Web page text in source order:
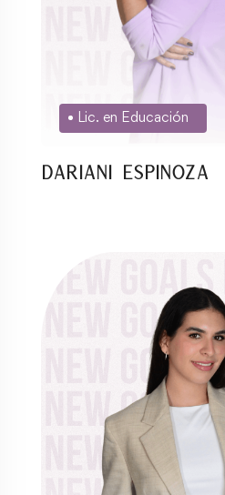
Lic. en Educación
Dariani Espinoza